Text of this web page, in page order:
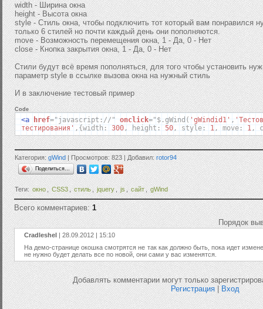
width - Ширина окна
height - Высота окна
style - Стиль окна, чтобы подключить тот который вам понравился
только 6 стилей но почти каждый день они пополняются.
move - Возможность перемещения окна, 1 - Да, 0 - Нет
close - Кнопка закрытия окна, 1 - Да, 0 - Нет
Стили будут всё время пополняться, для того чтобы установить
параметр style в ссылке вызова окна на нужный стиль
И в заключение тестовый пример
Code
<a href="javascript://" onclick="$ .gWind ( 'gWindid1' ,
тестирования' ,{width : 300 , height : 50 , style : 1 , move : 1 ,
Категория:gWind| Просмотров: 823 | Добавил:rotor94
Поделиться…
Теги:окно,CSS3,стиль,jquery,js, сайт,gWind
Всего комментариев:1
Порядок
Cradleshel | 28.09.2012 | 15:10
На демо-странице окошка смотрятся не так как должно быть, пока идет
не нужно будет делать все по новой, они сами у вас изменятся.
Добавлять комментарии могут только
Регистрация|Вход